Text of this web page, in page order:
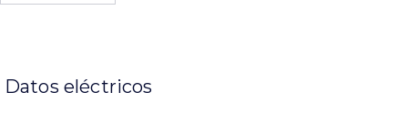
Datos eléctricos